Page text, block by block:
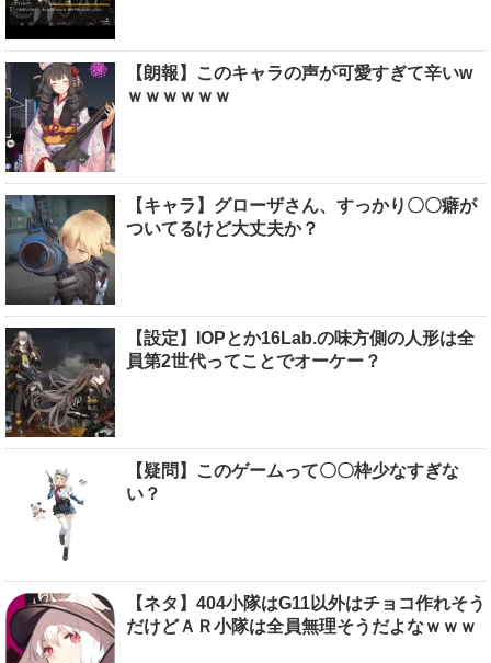
【朗報】このキャラの声が可愛すぎて辛いw
ｗｗｗｗｗｗ
【キャラ】グローザさん、すっかり〇〇癖が
ついてるけど大丈夫か？
【設定】IOPとか16Lab.の味方側の人形は全
員第2世代ってことでオーケー？
【疑問】このゲームって〇〇枠少なすぎな
い？
【ネタ】404小隊はG11以外はチョコ作れそう
だけどＡＲ小隊は全員無理そうだよなｗｗｗ